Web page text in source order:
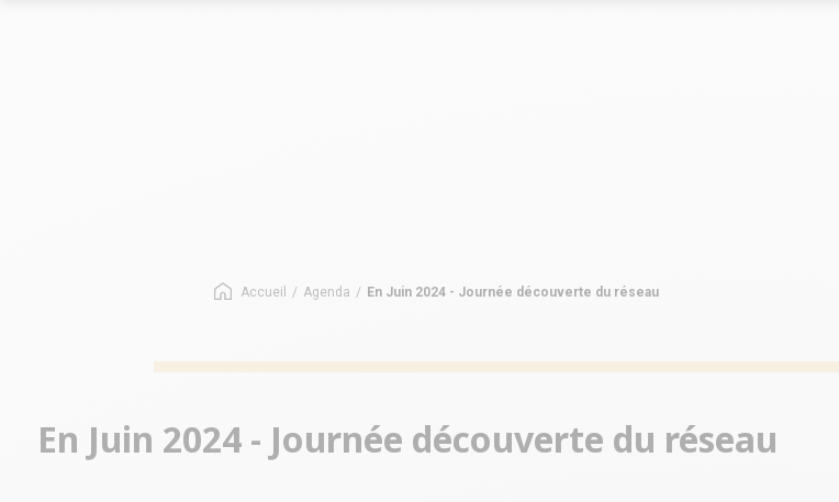
Accueil / Agenda / En Juin 2024 - Journée découverte du réseau
En Juin 2024 - Journée découverte du réseau